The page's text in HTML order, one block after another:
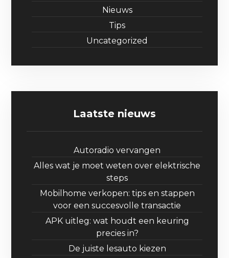
Nieuws
Tips
Uncategorized
Laatste nieuws
Autoradio vervangen
Alles wat je moet weten over elektrische
steps
Mobilhome verkopen: tips en stappen
voor een succesvolle transactie
APK uitleg: wat houdt een keuring
precies in?
De juiste lesauto kiezen